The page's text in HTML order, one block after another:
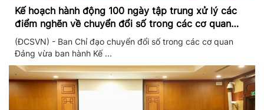
Kế hoạch hành động 100 ngày tập trung xử lý các
điểm nghẽn về chuyển đổi số trong các cơ quan
Đảng
(ĐCSVN) - Ban Chỉ đạo chuyển đổi số trong các cơ quan
Đảng vừa ban hành Kế ...